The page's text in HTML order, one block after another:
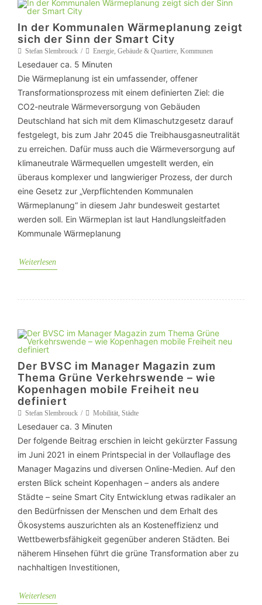
In der Kommunalen Wärmeplanung zeigt
sich der Sinn der Smart City
Stefan Slembrouck Energie, Gebäude & Quartiere, Kommunen
Lesedauer ca. 5 Minuten
Die Wärmeplanung ist ein umfassender, offener
Transformationsprozess mit einem definierten Ziel: die
CO2-neutrale Wärmeversorgung von Gebäuden
Deutschland hat sich mit dem Klimaschutzgesetz darauf
festgelegt, bis zum Jahr 2045 die Treibhausgasneutralität
zu erreichen. Dafür muss auch die Wärmeversorgung auf
klimaneutrale Wärmequellen umgestellt werden, ein
überaus komplexer und langwieriger Prozess, der durch
eine Gesetz zur „Verpflichtenden Kommunalen
Wärmeplanung“ in diesem Jahr bundesweit gestartet
werden soll. Ein Wärmeplan ist laut Handlungsleitfaden
Kommunale Wärmeplanung
Weiterlesen
Der BVSC im Manager Magazin zum
Thema Grüne Verkehrswende – wie
Kopenhagen mobile Freiheit neu
definiert
Stefan Slembrouck Mobilität, Städte
Lesedauer ca. 3 Minuten
Der folgende Beitrag erschien in leicht gekürzter Fassung
im Juni 2021 in einem Printspecial in der Vollauflage des
Manager Magazins und diversen Online-Medien. Auf den
ersten Blick scheint Kopenhagen – anders als andere
Städte – seine Smart City Entwicklung etwas radikaler an
den Bedürfnissen der Menschen und dem Erhalt des
Ökosystems auszurichten als an Kosteneffizienz und
Wettbewerbsfähigkeit gegenüber anderen Städten. Bei
näherem Hinsehen führt die grüne Transformation aber zu
nachhaltigen Investitionen,
Weiterlesen